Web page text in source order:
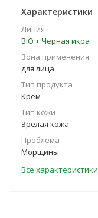
Характеристики
Линия
BIO + Черная икра
Зона применения
для лица
Тип продукта
Крем
Тип кожи
Зрелая кожа
Проблема
Морщины
Все характеристики